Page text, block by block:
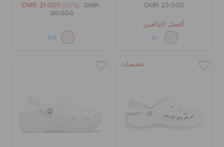
OMR 23.000
أفضل البائعين
+3
OMR 21.000 (30%)
OMR
30.000
+37
تخفيضات